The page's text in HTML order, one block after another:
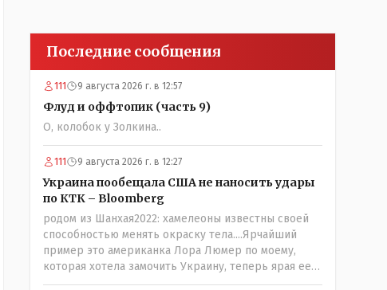
Последние сообщения
111 9 августа 2026 г. в 12:57
Флуд и оффтопик (часть 9)
О, колобок у Золкина..
111 9 августа 2026 г. в 12:27
Украина пообещала США не наносить удары
по КТК – Bloomberg
родом из Шанхая2022: хамелеоны известны своей
способностью менять окраску тела....Ярчайший
пример это американка Лора Люмер по моему,
которая хотела замочить Украину, теперь ярая ее
сторонница, близкая к Трампу. Ну и западные